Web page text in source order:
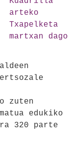
zuten
edukiko
320 parte